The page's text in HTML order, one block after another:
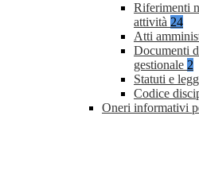
Riferimenti
attività 24
Atti
Documenti
gestionale 2
Statuti e
Codice
Oneri informativi